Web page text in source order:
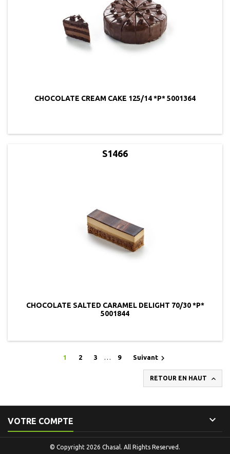
CHOCOLATE CREAM CAKE 125/14 *P* 5001364
S1466
CHOCOLATE SALTED CARAMEL DELIGHT 70/30 *P*
5001844
1 2 3 … 9 Suivant
RETOUR EN HAUT 
VOTRE COMPTE 
© Copyright 2026 Chasal. All Rights Reserved.